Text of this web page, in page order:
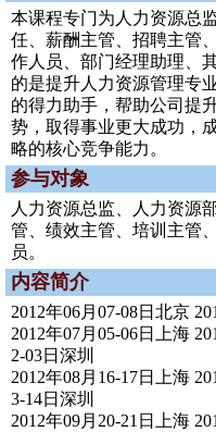
本课程专门为人力资源总
任、薪酬主管、招聘主管
作人员、部门经理助理、
的是提升人力资源管理专
的得力助手，帮助公司提
势，取得事业更大成功，
略的核心竞争能力。
参与对象
人力资源总监、人力资源
管、绩效主管、培训主管
员。
内容简介
2012年06月07-08日北京
2012年07月05-06日上海
2-03日深圳
2012年08月16-17日上海
3-14日深圳
2012年09月20-21日上海